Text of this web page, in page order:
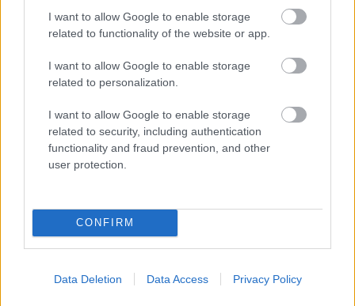
I want to allow Google to enable storage
related to functionality of the website or app.
I want to allow Google to enable storage
related to personalization.
I want to allow Google to enable storage
related to security, including authentication
functionality and fraud prevention, and other
user protection.
CONFIRM
Data Deletion Data Access Privacy Policy
5 órája
Sajtó: Az Aston Martintól érkezik Lambiase utódja a Red
Bullhoz?